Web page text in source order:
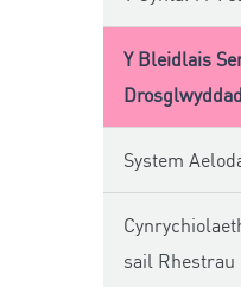
Y Bleidlais
System
sail Rhestrau